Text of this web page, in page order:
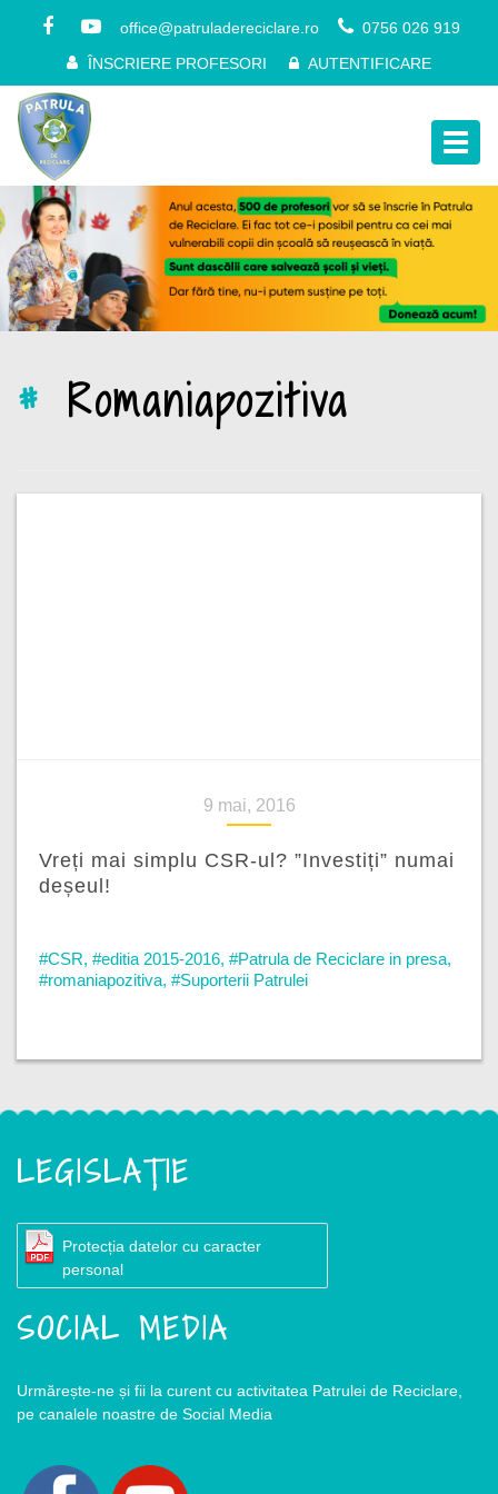
office@patruladereciclare.ro
0756 026 919
ÎNSCRIERE PROFESORI
AUTENTIFICARE
# Romaniapozitiva
9 mai, 2016
Vreți mai simplu CSR-ul? ”Investiți” numai
deșeul!
#CSR, #editia 2015-2016, #Patrula de Reciclare in presa,
#romaniapozitiva, #Suporterii Patrulei
LEGISLAȚIE
Protecția datelor cu caracter
personal
SOCIAL MEDIA
Urmărește-ne și fii la curent cu activitatea Patrulei de Reciclare,
pe canalele noastre de Social Media